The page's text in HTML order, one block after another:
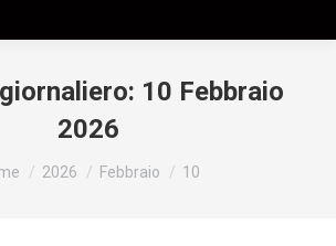
10 Febbraio
2026
qui:2026 Febbraio 10